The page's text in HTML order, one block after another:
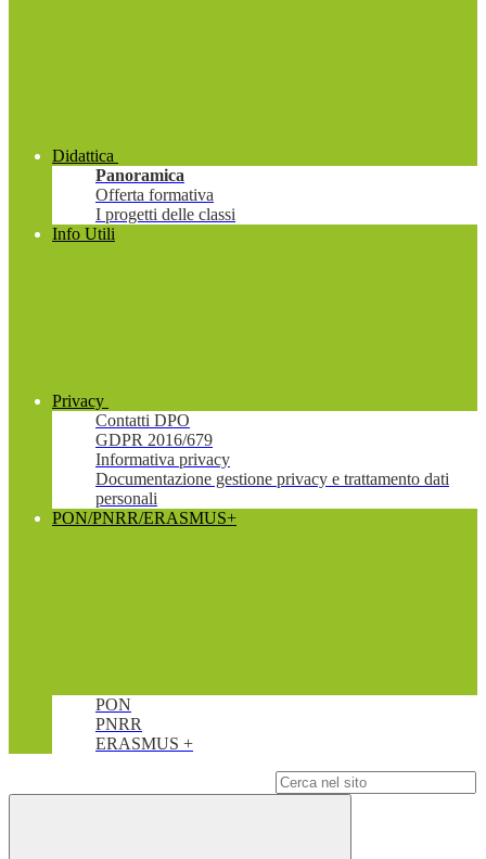
Didattica
Panoramica
Offerta formativa
I progetti delle classi
Info Utili
Privacy
Contatti DPO
GDPR 2016/679
Informativa privacy
Documentazione gestione privacy e trattamento dati
personali
PON/PNRR/ERASMUS+
PON
PNRR
ERASMUS +